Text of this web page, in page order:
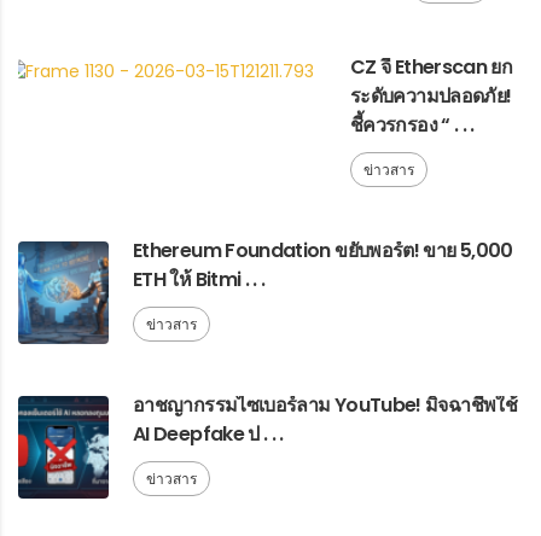
CZ จี้ Etherscan ยก
ระดับความปลอดภัย!
ชี้ควรกรอง “ . . .
ข่าวสาร
Ethereum Foundation ขยับพอร์ต! ขาย 5,000
ETH ให้ Bitmi . . .
ข่าวสาร
อาชญากรรมไซเบอร์ลาม YouTube! มิจฉาชีพใช้
AI Deepfake ป . . .
ข่าวสาร